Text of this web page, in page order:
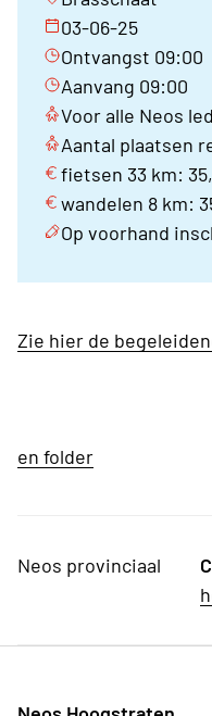
03-06-25
Ontvangst 09:00
Aanvang 09:00
Voor alle Neos
Aantal plaatsen
fietsen 33 km:
wandelen 8 km:
Op voorhand
Zie hier de
en folder
Neos provinciaal